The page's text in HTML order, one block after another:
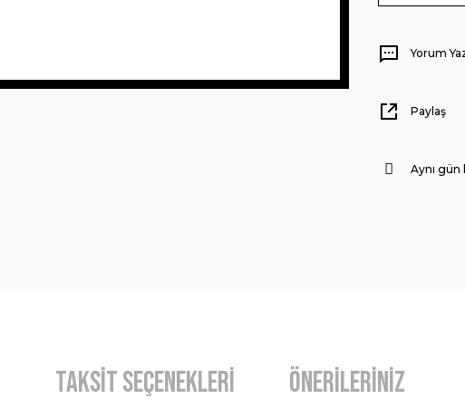
Yorum
Paylaş
Aynı gün
Taksit Seçenekleri Önerileriniz